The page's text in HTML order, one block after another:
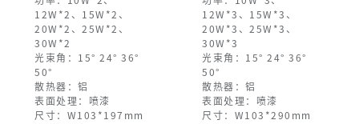
12W*2、15W*2、
20W*2、25W*2、
30W*2
光束角：15° 24° 36°
50°
散热器：铝
表面处理：喷漆
尺寸：W103*197mm
12W*3、15W*3、
20W*3、25W*3、
30W*3
光束角：15° 24° 36°
50°
散热器：铝
表面处理：喷漆
尺寸：W103*290mm